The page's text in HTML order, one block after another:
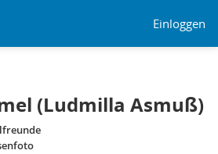
Einloggen
(Ludmilla Asmuß)